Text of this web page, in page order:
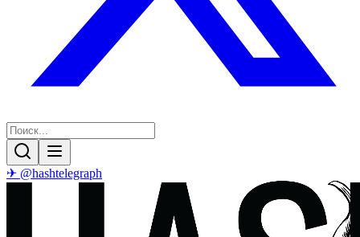
✈ @hashtelegraph